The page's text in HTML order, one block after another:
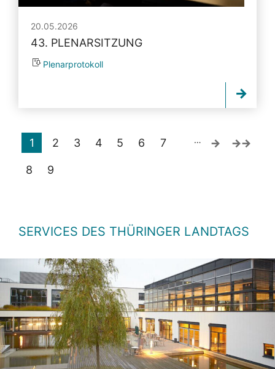
20.05.2026
43. PLENARSITZUNG
Plenarprotokoll
1 2 3 4 5 6 7
8 9
…
SERVICES DES THÜRINGER LANDTAGS